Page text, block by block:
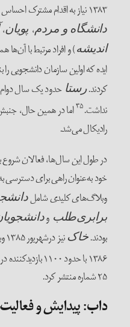
۱۳۸۳ نیاز به اقدام مشترک احساس شد؛ شش نشریه (
دانشگاه و مردم، پویان،
اندیشه) و افراد مرتبط با آن‌ها
ایده که اولین سازمان دانشجویی
کردند.رستا
نداشت.۳۵اما در همین حال،
رادیکال می‌شد.
در طول این سال‌ها، فعالان شروع
خود به‌عنوان راهی برای دسترسی
وبلاگ‌های کلیدی شامل
برابری‌طلبو
بودند.خاک
۱۳۸۶ با حدود ۱۱۰۰ بازدیدکننده در ماه فعال بود.
۲۵ شماره منتشر کرد.
داب: پیدایش و